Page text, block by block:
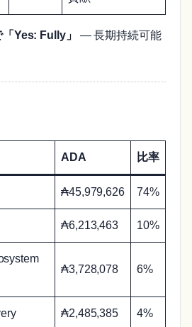
Yes: Fully」
— 長期持続可能
ADA 比率
₳45,979,626 74%
₳6,213,463 10%
₳3,728,078 6%
₳2,485,385 4%